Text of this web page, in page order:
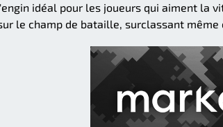
idéal pour les joueurs qui aiment la
le champ de bataille, surclassant même